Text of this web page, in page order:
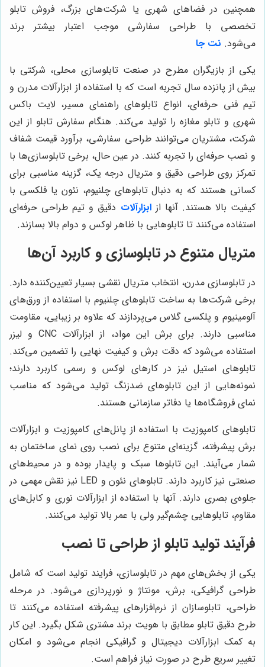
همچنین در فضاهای شهری یا شرکت‌های بزرگ، فروش تابلو
تخصصی با طراحی سفارشی موجب اعتبار بیشتر برند
می‌شود. نت جا
یکی از بازیگران مطرح در صنعت تابلوسازی محلی، شرکتی با
بیش از پانزده سال تجربه است که با استفاده از ابزارآلات مدرن و
تیم فنی حرفه‌ای، انواع تابلوهای راهنمای مسیر، لایت باکس
شهری و تابلو مغازه را تولید می‌کند. هنگام سفارش تابلو از این
شرکت، مشتریان می‌توانند طراحی سفارشی، برآورد قیمت شفاف
و نصب حرفه‌ای را تجربه کنند. در عین حال، برخی تابلوسازی‌ها با
تمرکز روی طراحی دقیق و متریال درجه یک، گزینه مناسبی برای
کسانی هستند که به دنبال تابلوهای چلنیوم، نئون یا فلکسی با
کیفیت بالا هستند. آنها ازابزارآلات دقیق و تیم طراحی حرفه‌ای
استفاده می‌کنند تا تابلوهایی با ظاهر لوکس و دوام بالا بسازند.
متریال متنوع در تابلوسازی و کاربرد آن‌ها
در تابلوسازی مدرن، انتخاب متریال نقشی بسیار تعیین‌کننده دارد.
برخی شرکت‌ها به ساخت تابلوهای چلنیوم با استفاده از ورق‌های
آلومینیوم و پلکسی گلاس می‌پردازند که علاوه بر زیبایی، مقاومت
مناسبی دارند. برای برش این مواد، از ابزارآلات CNC و لیزر
استفاده می‌شود که دقت برش و کیفیت نهایی را تضمین می‌کند.
تابلوهای استیل نیز در کارهای لوکس و رسمی کاربرد دارند؛
نمونه‌هایی از این تابلوهای ضدزنگ تولید می‌شود که مناسب
نمای فروشگاه‌ها یا دفاتر سازمانی هستند.
تابلوهای کامپوزیت با استفاده از پانل‌های کامپوزیت و ابزارآلات
برش پیشرفته، گزینه‌ای متنوع برای نصب روی نمای ساختمان به
شمار می‌آیند. این تابلوها سبک و پایدار بوده و در محیط‌های
صنعتی نیز کاربرد دارند. تابلوهای نئون و LED نیز نقش مهمی در
جلوه‌ی بصری دارند. آنها با استفاده از ابزارآلات نوری و کابل‌های
مقاوم، تابلوهایی چشم‌گیر ولی با عمر بالا تولید می‌کنند.
فرآیند تولید تابلو از طراحی تا نصب
یکی از بخش‌های مهم در تابلوسازی، فرایند تولید است که شامل
طراحی گرافیکی، برش، مونتاژ و نورپردازی می‌شود. در مرحله
طراحی، تابلوسازان از نرم‌افزارهای پیشرفته استفاده می‌کنند تا
طرح دقیق تابلو مطابق با هویت برند مشتری شکل بگیرد. این کار
به کمک ابزارآلات دیجیتال و گرافیکی انجام می‌شود و امکان
تغییر سریع طرح در صورت نیاز فراهم است.